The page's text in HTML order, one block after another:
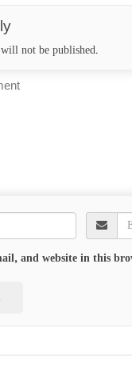
not be published.
and website in this